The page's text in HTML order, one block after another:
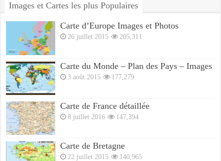
Images et Cartes les plus Populaires
Carte d’Europe Images et Photos
26 juillet 2015 205,311
Carte du Monde – Plan des Pays – Images
3 août 2015 177,279
Carte de France détaillée
8 juillet 2016 147,394
Carte de Bretagne
22 juillet 2015 140,965